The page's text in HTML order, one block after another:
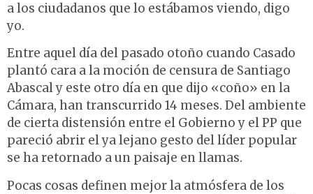
a los ciudadanos que lo estábamos viendo, digo
yo.
Entre aquel día del pasado otoño cuando Casado
plantó cara a la moción de censura de Santiago
Abascal y este otro día en que dijo «coño» en la
Cámara, han transcurrido 14 meses. Del ambiente
de cierta distensión entre el Gobierno y el PP que
pareció abrir el ya lejano gesto del líder popular
se ha retornado a un paisaje en llamas.
Pocas cosas definen mejor la atmósfera de los